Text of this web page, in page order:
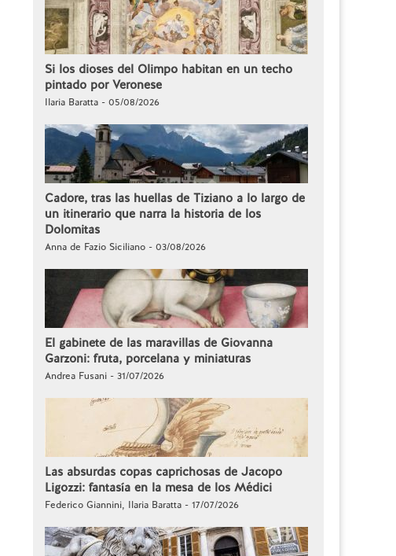
Si los dioses del Olimpo habitan en un techo
pintado por Veronese
Ilaria Baratta - 05/08/2026
Cadore, tras las huellas de Tiziano a lo largo de
un itinerario que narra la historia de los
Dolomitas
Anna de Fazio Siciliano - 03/08/2026
El gabinete de las maravillas de Giovanna
Garzoni: fruta, porcelana y miniaturas
Andrea Fusani - 31/07/2026
Las absurdas copas caprichosas de Jacopo
Ligozzi: fantasía en la mesa de los Médici
Federico Giannini, Ilaria Baratta - 17/07/2026